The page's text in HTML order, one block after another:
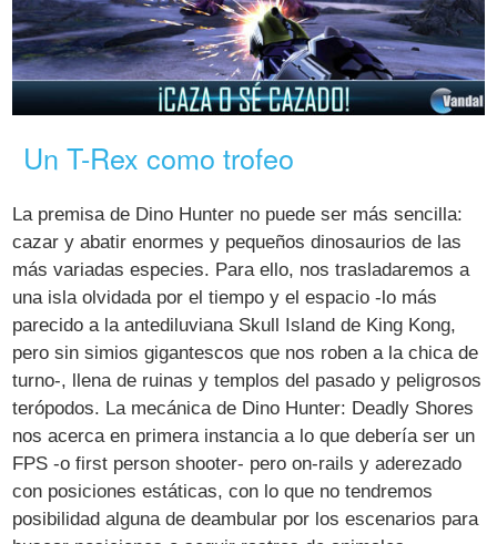
Un T-Rex como trofeo
La premisa de Dino Hunter no puede ser más sencilla:
cazar y abatir enormes y pequeños dinosaurios de las
más variadas especies. Para ello, nos trasladaremos a
una isla olvidada por el tiempo y el espacio -lo más
parecido a la antediluviana Skull Island de King Kong,
pero sin simios gigantescos que nos roben a la chica de
turno-, llena de ruinas y templos del pasado y peligrosos
terópodos. La mecánica de Dino Hunter: Deadly Shores
nos acerca en primera instancia a lo que debería ser un
FPS -o first person shooter- pero on-rails y aderezado
con posiciones estáticas, con lo que no tendremos
posibilidad alguna de deambular por los escenarios para